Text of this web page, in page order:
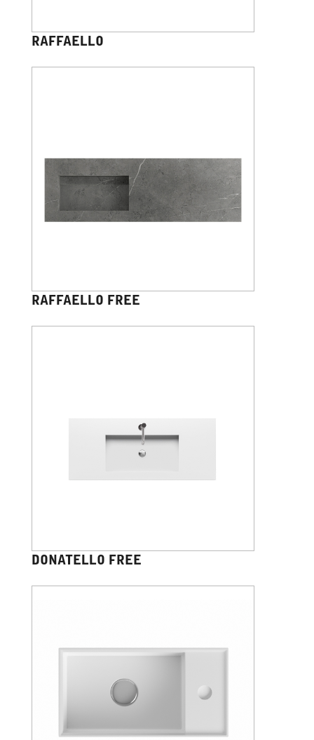
RAFFAELLO
RAFFAELLO FREE
DONATELLO FREE